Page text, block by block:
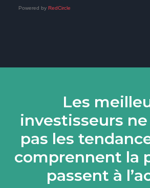
Powered by RedCircle
Les
investisseurs
pas les
comprennent la
passent à